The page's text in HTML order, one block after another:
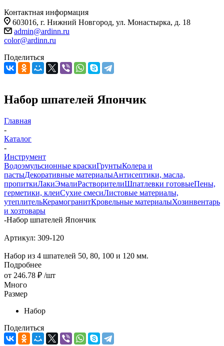
Контактная информация
603016, г. Нижний Новгород, ул. Монастырка, д. 18
admin@ardinn.ru
color@ardinn.ru
Поделиться
Набор шпателей Япончик
Главная
-
Каталог
-
Инструмент
Водоэмульсионные краскиГрунтыКолера и
пастыДекоративные материалыАнтисептики, масла,
пропиткиЛакиЭмалиРастворителиШпатлевки готовыеПены,
герметики, клеиСухие смесиЛистовые материалы,
утеплительКерамогранитКровельные материалыХозинвентарь
и хозтовары
-Набор шпателей Япончик
Артикул: 309-120
Набор из 4 шпателей 50, 80, 100 и 120 мм.
Подробнее
от 246.78 ₽ /шт
Много
Размер
Набор
Поделиться